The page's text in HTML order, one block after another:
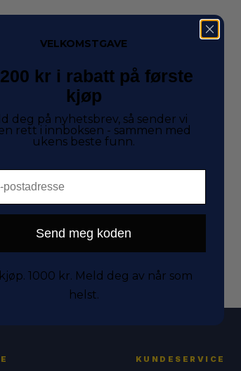
Viser det ene resultatet
KUNDESERVICE
VELKOMSTGAVE
kr i rabatt på første
kjøp
deg på nyhetsbrev, så sender vi
rett i innboksen - sammen med
ukens beste funn.
Send meg koden
1000 kr. Meld deg av når som
helst.